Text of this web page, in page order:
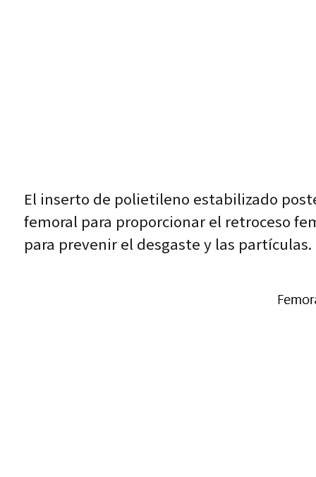
El inserto de polietileno estabilizado
femoral para proporcionar el retroceso
para prevenir el desgaste y las partículas.